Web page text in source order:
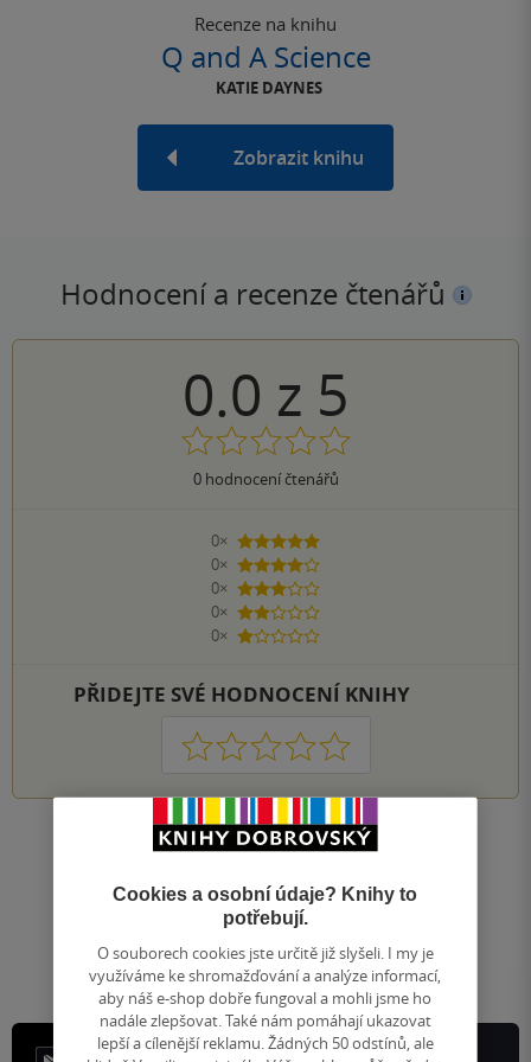
Recenze na knihu
Q and A Science
KATIE DAYNES
Zobrazit knihu
Hodnocení a recenze čtenářů
0.0 z 5
0hodnocení čtenářů
0×
5 hvězdiček
0×
4 hvězdičky
0×
3 hvězdičky
0×
2 hvězdičky
0×
1 hvezdička
PŘIDEJTE SVÉ HODNOCENÍ KNIHY
1 2 3 4 5
Nahoru
1
Přejít
na
stránku
/ 1
Cookies a osobní údaje? Knihy to
potřebují.
O souborech cookies jste určitě již slyšeli. I my je
využíváme ke shromažďování a analýze informací,
aby náš e-shop dobře fungoval a mohli jsme ho
nadále zlepšovat. Také nám pomáhají ukazovat
lepší a cílenější reklamu. Žádných 50 odstínů, ale